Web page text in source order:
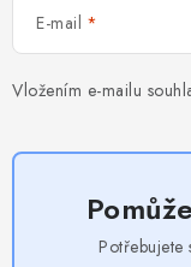
E-mail
Vložením e-mailu
Potřebujete